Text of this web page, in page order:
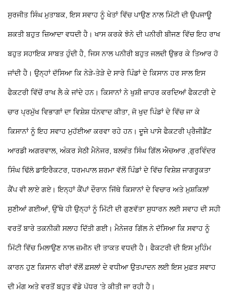
ਸੁਰਜੀਤ ਸਿੰਘ ਮੁਤਾਬਕ, ਇਸ ਸਵਾਹ ਨੂੰ ਖੇਤਾਂ ਵਿੱਚ ਪਾਉਣ ਨਾਲ ਮਿੱਟੀ ਦੀ ਉਪਜਾਊ
ਸ਼ਕਤੀ ਬਹੁਤ ਜ਼ਿਆਦਾ ਵਧਦੀ ਹੈ। ਖਾਸ ਕਰਕੇ ਝੋਨੇ ਦੀ ਪਨੀਰੀ ਬੀਜਣ ਵਿੱਚ ਇਹ ਰਾਖ
ਬਹੁਤ ਸਹਾਇਕ ਸਾਬਤ ਹੁੰਦੀ ਹੈ, ਜਿਸ ਨਾਲ ਪਨੀਰੀ ਬਹੁਤ ਜਲਦੀ ਉਭਰ ਕੇ ਤਿਆਰ ਹੋ
ਜਾਂਦੀ ਹੈ। ਉਨ੍ਹਾਂ ਦੱਸਿਆ ਕਿ ਨੇੜੇ-ਤੇੜੇ ਦੇ ਸਾਰੇ ਪਿੰਡਾਂ ਦੇ ਕਿਸਾਨ ਹਰ ਸਾਲ ਇਸ
ਫੈਕਟਰੀ ਵਿੱਚੋਂ ਰਾਖ ਲੈ ਕੇ ਜਾਂਦੇ ਹਨ। ਕਿਸਾਨਾਂ ਨੇ ਖੁਸ਼ੀ ਜ਼ਾਹਰ ਕਰਦਿਆਂ ਫੈਕਟਰੀ ਦੇ
ਚਾਰ ਪ੍ਰਮੁੱਖ ਵਿਭਾਗਾਂ ਦਾ ਵਿਸ਼ੇਸ਼ ਧੰਨਵਾਦ ਕੀਤਾ, ਜੋ ਖੁਦ ਪਿੰਡਾਂ ਦੇ ਵਿੱਚ ਜਾ ਕੇ
ਕਿਸਾਨਾਂ ਨੂੰ ਇਹ ਸਵਾਹ ਮੁਹੱਈਆ ਕਰਵਾ ਰਹੇ ਹਨ। ਦੂਜੇ ਪਾਸੇ ਫੈਕਟਰੀ ਪ੍ਰੈਜੀਡੈਂਟ
ਆਰਡੀ ਅਗਰਵਾਲ, ਅੰਕਰ ਸੇਠੀ ਮੈਨੇਜਰ, ਬਲਵੰਤ ਸਿੰਘ ਗਿੱਲ ਐਚਆਰ ,ਗੁਰਵਿੰਦਰ
ਸਿੰਘ ਢਿੱਲੋ ਡਾਇਰੈਕਟਰ, ਧਰਮਪਾਲ ਸ਼ਰਮਾ ਵੱਲੋਂ ਪਿੰਡਾਂ ਦੇ ਵਿੱਚ ਵਿਸ਼ੇਸ਼ ਜਾਗਰੂਕਤਾ
ਕੈਂਪ ਵੀ ਲਾਏ ਗਏ। ਇਨ੍ਹਾਂ ਕੈਂਪਾਂ ਦੌਰਾਨ ਜਿੱਥੇ ਕਿਸਾਨਾਂ ਦੇ ਵਿਚਾਰ ਅਤੇ ਮੁਸ਼ਕਿਲਾਂ
ਸੁਣੀਆਂ ਗਈਆਂ, ਉੱਥੇ ਹੀ ਉਨ੍ਹਾਂ ਨੂੰ ਮਿੱਟੀ ਦੀ ਗੁਣਵੱਤਾ ਸੁਧਾਰਨ ਲਈ ਸਵਾਹ ਦੀ ਸਹੀ
ਵਰਤੋਂ ਬਾਰੇ ਤਕਨੀਕੀ ਸਲਾਹ ਦਿੱਤੀ ਗਈ। ਮੈਨੇਜਰ ਗਿੱਲ ਨੇ ਦੱਸਿਆ ਕਿ ਸਵਾਹ ਨੂੰ
ਮਿੱਟੀ ਵਿੱਚ ਮਿਲਾਉਣ ਨਾਲ ਜ਼ਮੀਨ ਦੀ ਤਾਕਤ ਵਧਦੀ ਹੈ। ਫੈਕਟਰੀ ਦੀ ਇਸ ਮੁਹਿੰਮ
ਕਾਰਨ ਹੁਣ ਕਿਸਾਨ ਵੀਰਾਂ ਵੱਲੋਂ ਫ਼ਸਲਾਂ ਦੇ ਵਧੀਆ ਉਤਪਾਦਨ ਲਈ ਇਸ ਮੁਫ਼ਤ ਸਵਾਹ
ਦੀ ਮੰਗ ਅਤੇ ਵਰਤੋਂ ਬਹੁਤ ਵੱਡੇ ਪੱਧਰ ’ਤੇ ਕੀਤੀ ਜਾ ਰਹੀ ਹੈ।